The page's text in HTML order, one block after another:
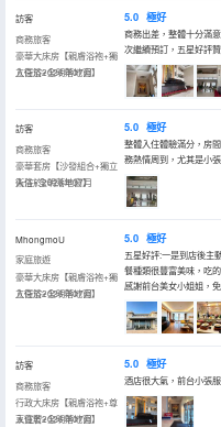
訪客
商務旅客
豪華大床房【親膚浴袍+獨
立衞浴+全明落地窗】
入住於2026年07月
5.0 極好
商務出差，整體十分滿
次繼續預訂，五星好評
訪客
商務旅客
豪華套房【沙發組合+獨立
衞浴+全明落地窗】
入住於2026年07月
5.0 極好
整體入住體驗滿分，房
務熱情周到，尤其是小
MhongmoU
家庭旅遊
豪華大床房【親膚浴袍+獨
立衞浴+全明落地窗】
入住於2026年07月
5.0 極好
五星好評:一是到店後主
餐種類很豐富美味，吃
感謝前台美女小姐姐，
訪客
商務旅客
行政大床房【親膚浴袍+尊
享寬奢+全明落地窗】
入住於2026年07月
5.0 極好
酒店很大氣，前台小張